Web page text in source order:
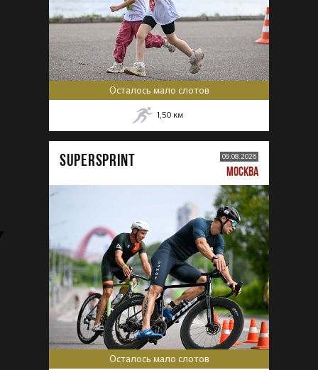
Осталось мало слотов
1,50 км
SUPERSPRINT 09.08.2026
МОСКВА
Осталось мало слотов